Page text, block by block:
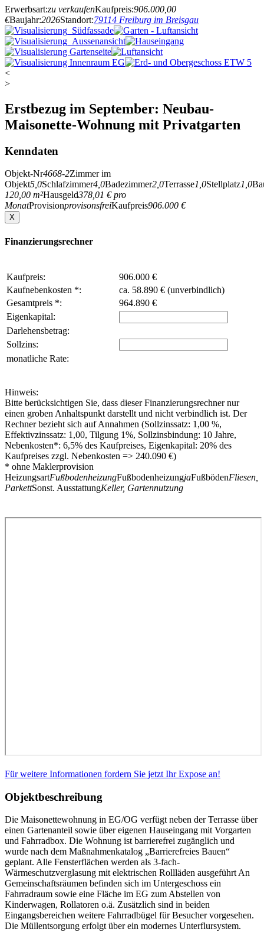
Erwerbsart:zu verkaufenKaufpreis:906.000,00
€Baujahr:2026Standort:79114 Freiburg im Breisgau
<
>
Erstbezug im September: Neubau-
Maisonette-Wohnung mit Privatgarten
Kenndaten
Objekt-Nr4668-2Zimmer im
Objekt5,0Schlafzimmer4,0Badezimmer2,0Terrasse1,0Stellplatz1,0
120,00 m²Hausgeld378,01 € pro
MonatProvisionprovisonsfreiKaufpreis906.000 €
X
Finanzierungsrechner
Kaufpreis:
906.000 €
Kaufnebenkosten *:
ca. 58.890 € (unverbindlich)
Gesamtpreis *:
964.890 €
Eigenkapital:
Darlehensbetrag:
Sollzins:
monatliche Rate:
Hinweis:
Bitte berücksichtigen Sie, dass dieser Finanzierungsrechner nur
einen groben Anhaltspunkt darstellt und nicht verbindlich ist. Der
Rechner bezieht sich auf Annahmen (Sollzinssatz: 1,00 %,
Effektivzinssatz: 1,00, Tilgung 1%, Sollzinsbindung: 10 Jahre,
Nebenkosten*: 6,5% des Kaufpreises, Eigenkapital: 20% des
Kaufpreises zzgl. Nebenkosten => 240.090 €)
* ohne Maklerprovision
HeizungsartFußbodenheizungFußbodenheizungjaFußbödenFliesen,
ParkettSonst. AusstattungKeller, Gartennutzung
Für weitere Informationen fordern Sie jetzt Ihr Expose an!
Objektbeschreibung
Die Maisonettewohnung in EG/OG verfügt neben der Terrasse über
einen Gartenanteil sowie über eigenen Hauseingang mit Vorgarten
und Fahrradbox. Die Wohnung ist barrierefrei zugänglich und
wurde nach dem Maßnahmenkatalog „Barrierefreies Bauen“
geplant. Alle Fensterflächen werden als 3-fach-
Wärmeschutzverglasung mit elektrischen Rollläden ausgeführt An
Gemeinschaftsräumen befinden sich im Untergeschoss ein
Fahrradraum sowie eine Fläche im EG zum Abstellen von
Kinderwagen, Rollatoren o.ä. Zusätzlich sind in beiden
Eingangsbereichen weitere Fahrradbügel für Besucher vorgesehen.
Die Müllentsorgung erfolgt über ein modernes Unterflursystem.